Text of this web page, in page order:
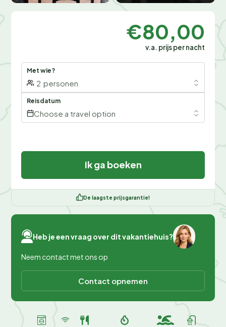
€80,00
v.a. prijs per nacht
Met wie?
2 personen
Reisdatum
Choose a travel option
Ik ga boeken
De laagste prijsgarantie!
Heb je een vraag over dit vakantiehuis?
Neem contact met ons op
Contact opnemen